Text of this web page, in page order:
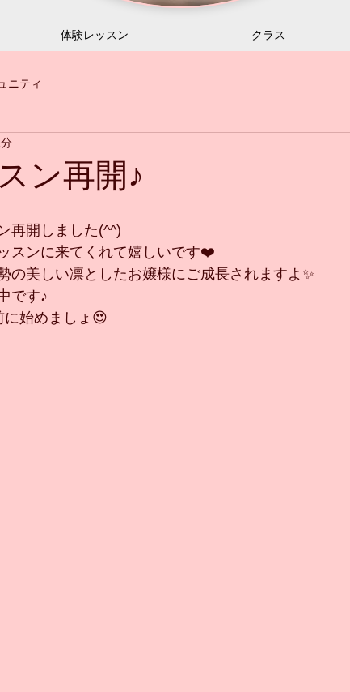
体験レッスン クラス
ニティ
ン再開♪
再開しました(^^)
スンに来てくれて嬉しいです❤️
の美しい凛としたお嬢様にご成長されますよ✨
です♪
始めましょ😍